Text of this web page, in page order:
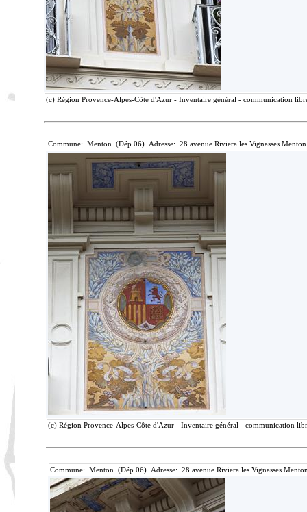
(c) Région Provence-Alpes-Côte d'Azur - Inventaire général - communication
Commune: Menton (Dép.06) Adresse: 28 avenue Riviera les Vignasses
(c) Région Provence-Alpes-Côte d'Azur - Inventaire général - communication
Commune: Menton (Dép.06) Adresse: 28 avenue Riviera les Vignasses